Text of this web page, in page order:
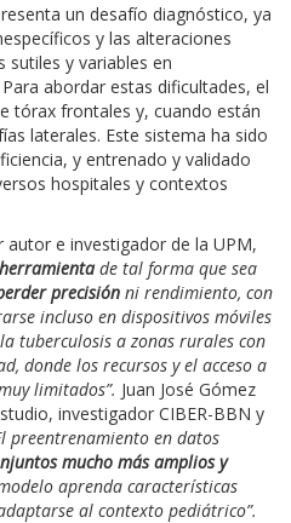
un desafío diagnóstico, ya
y las alteraciones
sutiles y variables en
abordar estas dificultades, el
tórax frontales y, cuando están
laterales. Este sistema ha sido
y entrenado y validado
hospitales y contextos
autor e investigador de la UPM,
herramientade tal forma que sea
precisión ni rendimiento, con
incluso en dispositivos móviles
tuberculosis a zonas rurales con
donde los recursos y el acceso a
limitados”. Juan José Gómez
investigador CIBER-BBN y
preentrenamiento en datos
mucho más amplios y
aprenda características
al contexto pediátrico”.